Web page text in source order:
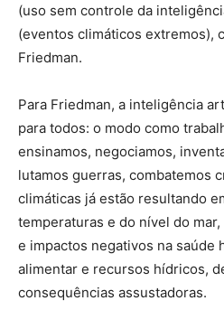
(uso sem controle da
(eventos climáticos extremos),
Friedman.
Para Friedman, a inteligência
para todos: o modo como
ensinamos, negociamos,
lutamos guerras, combatemos
climáticas já estão resultando
temperaturas e do nível do
e impactos negativos na saúde
alimentar e recursos hídricos,
consequências assustadoras.